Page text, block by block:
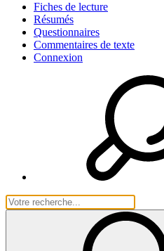
Fiches de lecture
Résumés
Questionnaires
Commentaires de texte
Connexion